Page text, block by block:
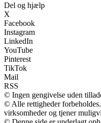
Del og hjælp
X
Facebook
Instagram
LinkedIn
YouTube
Pinterest
TikTok
Mail
RSS
© Ingen gengivelse uden
© Alle rettigheder
virksomheder og tjener